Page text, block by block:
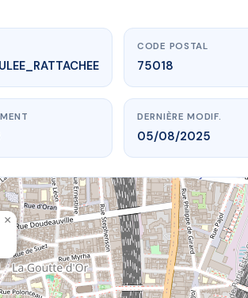
CODE POSTAL
75018
DERNIÈRE MODIF.
05/08/2025
×